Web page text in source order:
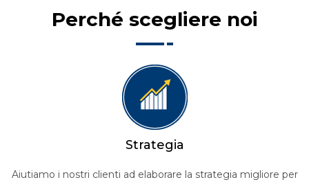
Perché scegliere noi
Strategia
Aiutiamo i nostri clienti ad elaborare la strategia migliore per